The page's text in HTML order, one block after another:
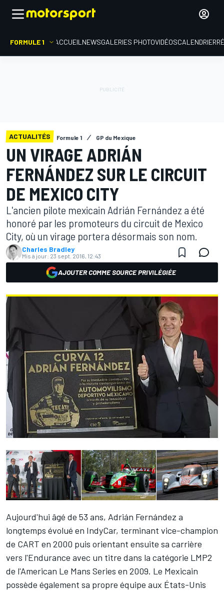
FORMULE 1 ACCUEIL NEWSGALERIES PHOTOVIDÉOSCALENDRIER
ACTUALITÉS Formule 1 GP du Mexique
UN VIRAGE ADRIÁN
FERNÁNDEZ SUR LE CIRCUIT
DE MEXICO CITY
L'ancien pilote mexicain Adrián Fernández a été
honoré par les promoteurs du circuit de Mexico
City, où un virage portera désormais son nom.
Charles Bradley
Mis à jour: 23 sept. 2016, 12:43
AJOUTER COMME SOURCE PRIVILÉGIÉE
Aujourd'hui âgé de 53 ans, Adrián Fernández a
longtemps évolué en IndyCar, terminant vice-champion
de CART en 2000 puis orientant ensuite sa carrière
vers l'Endurance avec un titre dans la catégorie LMP2
de l'American Le Mans Series en 2009. Le Mexicain
possède également sa propre équipe aux États-Unis